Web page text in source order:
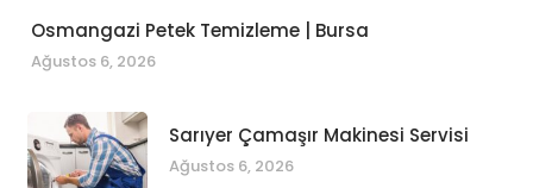
Osmangazi Petek Temizleme | Bursa
Ağustos 6, 2026
Sarıyer Çamaşır Makinesi Servisi
Ağustos 6, 2026